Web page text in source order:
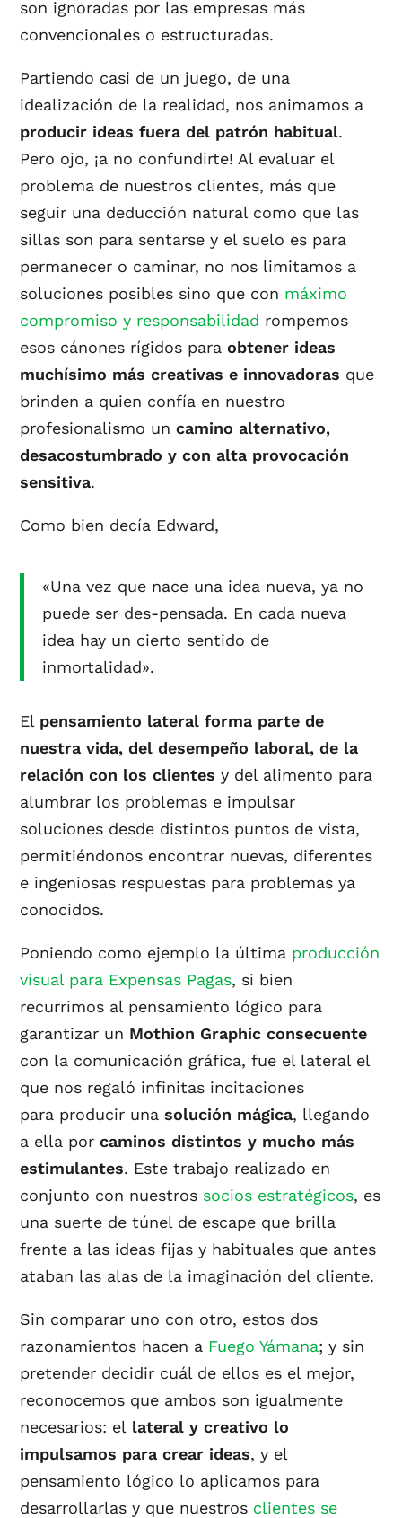
son ignoradas por las empresas más
convencionales o estructuradas.
Partiendo casi de un juego, de una
idealización de la realidad, nos animamos a
producir ideas fuera del patrón habitual.
Pero ojo, ¡a no confundirte! Al evaluar el
problema de nuestros clientes, más que
seguir una deducción natural como que las
sillas son para sentarse y el suelo es para
permanecer o caminar, no nos limitamos a
soluciones posibles sino que con máximo
compromiso y responsabilidad rompemos
esos cánones rígidos paraobtener ideas
muchísimo más creativas e innovadoras que
brinden a quien confía en nuestro
profesionalismo uncamino alternativo,
desacostumbrado y con alta provocación
sensitiva.
Como bien decía Edward,
«Una vez que nace una idea nueva, ya no
puede ser des-pensada. En cada nueva
idea hay un cierto sentido de
inmortalidad».
El pensamiento lateral forma parte de
nuestra vida, del desempeño laboral, de la
relación con los clientes y del alimento para
alumbrar los problemas e impulsar
soluciones desde distintos puntos de vista,
permitiéndonos encontrar nuevas, diferentes
e ingeniosas respuestas para problemas ya
conocidos.
Poniendo como ejemplo la última producción
visual para Expensas Pagas, si bien
recurrimos al pensamiento lógico para
garantizar un Mothion Graphic consecuente
con la comunicación gráfica, fue el lateral el
que nos regaló infinitas incitaciones
para producir unasolución mágica, llegando
a ella porcaminos distintos y mucho más
estimulantes. Este trabajo realizado en
conjunto con nuestros socios estratégicos, es
una suerte de túnel de escape que brilla
frente a las ideas fijas y habituales que antes
ataban las alas de la imaginación del cliente.
Sin comparar uno con otro, estos dos
razonamientos hacen a Fuego Yámana; y sin
pretender decidir cuál de ellos es el mejor,
reconocemos que ambos son igualmente
necesarios: el lateral y creativo lo
impulsamos para crear ideas, y el
pensamiento lógico lo aplicamos para
desarrollarlas y que nuestros clientes se